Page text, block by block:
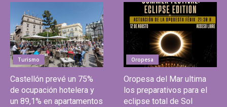
Turismo
Castellón prevé un 75%
de ocupación hotelera y
un 89,1% en apartamentos
Oropesa
Oropesa del Mar ultima
los preparativos para el
eclipse total de Sol